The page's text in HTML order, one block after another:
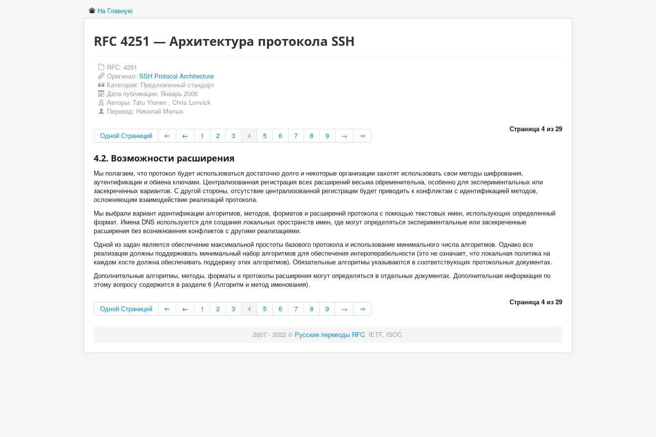
На Главную
RFC 4251 — Архитектура протокола SSH
RFC: 4251
Оригинал: SSH Protocol Architecture
Категория: Предложенный стандарт
Дата публикации: Январь 2006
Авторы: Tatu Ylonen , Chris Lonvick
Перевод: Николай Малых
Страница 4 из 29
Одной Страницей ⇐ ← 1 2 3 4 5 6 7 8 9 → ⇒
4.2. Возможности расширения
Мы полагаем, что протокол будет использоваться достаточно долго и некоторые организации захотят использовать свои методы шифрования,
аутентификации и обмена ключами. Централизованная регистрация всех расширений весьма обременительна, особенно для экспериментальных или
засекреченных вариантов. С другой стороны, отсутствие централизованной регистрации будет приводить к конфликтам с идентификацией методов,
осложняющим взаимодействие реализаций протокола.
Мы выбрали вариант идентификации алгоритмов, методов, форматов и расширений протокола с помощью текстовых имен, использующих определенный
формат. Имена DNS используются для создания локальных пространств имен, где могут определяться экспериментальные или засекреченные
расширения без возникновения конфликтов с другими реализациями.
Одной из задач является обеспечение максимальной простоты базового протокола и использование минимального числа алгоритмов. Однако все
реализации должны поддерживать минимальный набор алгоритмов для обеспечения интероперабельности (это не означает, что локальная политика на
каждом хосте должна обеспечивать поддержку этих алгоритмов). Обязательные алгоритмы указываются в соответствующих протокольных документах.
Дополнительные алгоритмы, методы, форматы и протоколы расширения могут определяться в отдельных документах. Дополнительная информация по
этому вопросу содержится в разделе 6 (Алгоритм и метод именования).
Страница 4 из 29
Одной Страницей ⇐ ← 1 2 3 4 5 6 7 8 9 → ⇒
2007 - 2022 © Русские переводы RFC, IETF, ISOC.